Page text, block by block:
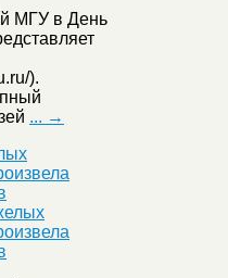
МГУ в День
).
... →